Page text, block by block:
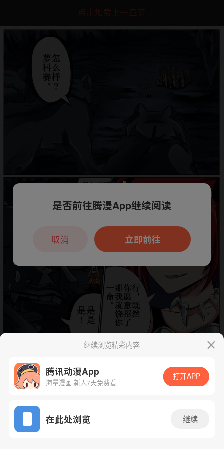
点击加载上一章节
App免费看
下一话 腾漫App免费看
继续浏览精彩内容
腾讯动漫App
海量漫画 新人7天免费看
打开APP
在此处浏览 继续
本章节仅支持App阅读，可打开App新用
户7天免费看
是否前往腾漫App继续阅读
立即前往
取消